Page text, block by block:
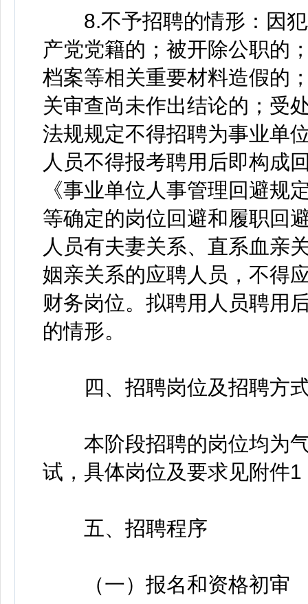
8.不予招聘的情形：因犯
产党党籍的；被开除公职的
档案等相关重要材料造假的
关审查尚未作出结论的；受
法规规定不得招聘为事业单
人员不得报考聘用后即构成
《事业单位人事管理回避规
等确定的岗位回避和履职回
人员有夫妻关系、直系血亲
姻亲关系的应聘人员，不得
财务岗位。拟聘用人员聘用
的情形。
四、招聘岗位及招聘方
本阶段招聘的岗位均为气
试，具体岗位及要求见附件
五、招聘程序
（一）报名和资格初审